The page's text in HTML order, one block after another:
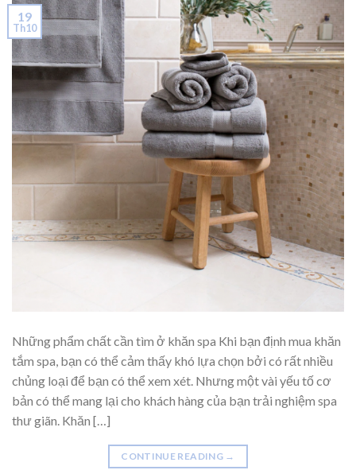
19
Th10
Những phẩm chất cần tìm ở khăn spa Khi bạn định mua khăn
tắm spa, bạn có thể cảm thấy khó lựa chọn bởi có rất nhiều
chủng loại để bạn có thể xem xét. Nhưng một vài yếu tố cơ
bản có thể mang lại cho khách hàng của bạn trải nghiệm spa
thư giãn. Khăn […]
CONTINUE READING →